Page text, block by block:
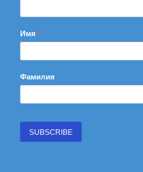
Имя
Фамилия
SUBSCRIBE